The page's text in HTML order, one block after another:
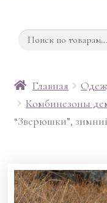
Главная
Комбинезоны
“Зверюшки”,